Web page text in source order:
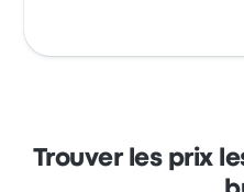
Trouver les prix